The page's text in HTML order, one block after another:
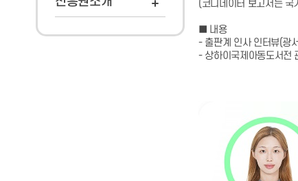
(코디네이터 보고서는
■ 내용
- 출판계 인사 인터뷰(광
- 상하이국제아동도서전